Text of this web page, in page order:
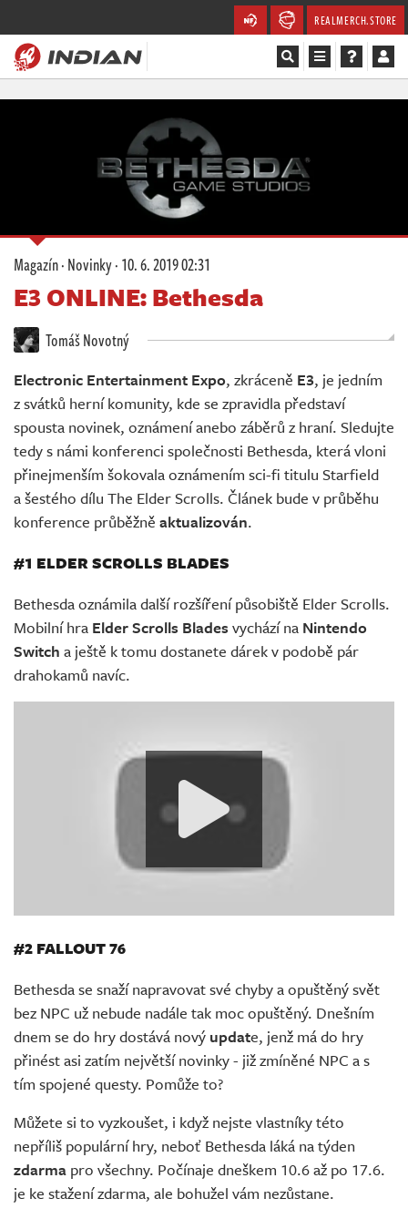
REALMERCH.STORE
Soutěže
Databáze
Komunita
Redakce
Živě
Magazín·Novinky·10. 6. 2019 02:31
E3 ONLINE: Bethesda
Tomáš Novotný
Electronic Entertainment Expo, zkráceně E3, je jedním
z svátků herní komunity, kde se zpravidla představí
spousta novinek, oznámení anebo záběrů z hraní. Sledujte
tedy s námi konferenci společnosti Bethesda, která vloni
přinejmenším šokovala oznámením sci-fi titulu Starfield
a šestého dílu The Elder Scrolls. Článek bude v průběhu
konference průběžně aktualizován.
#1 ELDER SCROLLS BLADES
Bethesda oznámila další rozšíření působiště Elder Scrolls.
Mobilní hra Elder Scrolls Blades vychází na Nintendo
Switch a ještě k tomu dostanete dárek v podobě pár
drahokamů navíc.
#2 FALLOUT 76
Bethesda se snaží napravovat své chyby a opuštěný svět
bez NPC už nebude nadále tak moc opuštěný. Dnešním
dnem se do hry dostává nový update, jenž má do hry
přinést asi zatím největší novinky - již zmíněné NPC a s
tím spojené questy. Pomůže to?
Můžete si to vyzkoušet, i když nejste vlastníky této
nepříliš populární hry, neboť Bethesda láká na týden
zdarma pro všechny. Počínaje dneškem 10.6 až po 17.6.
je ke stažení zdarma, ale bohužel vám nezůstane.